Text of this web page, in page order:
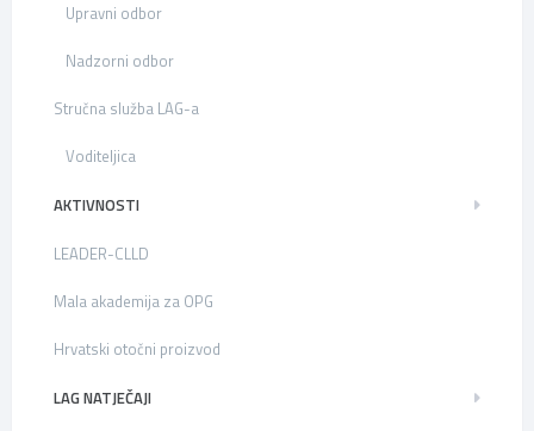
Upravni odbor
Nadzorni odbor
Stručna služba LAG-a
Voditeljica
AKTIVNOSTI
LEADER-CLLD
Mala akademija za OPG
Hrvatski otočni proizvod
LAG NATJEČAJI